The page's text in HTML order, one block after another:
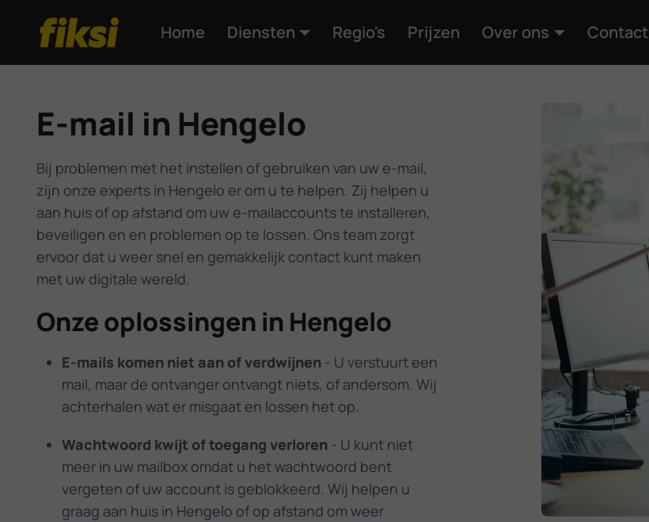
Home Diensten Regio's Prijzen Over ons Contact
E-mail in Hengelo
Bij problemen met het instellen of gebruiken van uw e-mail,
zijn onze experts in Hengelo er om u te helpen. Zij helpen u
aan huis of op afstand om uw e-mailaccounts te installeren,
beveiligen en en problemen op te lossen. Ons team zorgt
ervoor dat u weer snel en gemakkelijk contact kunt maken
met uw digitale wereld.
Onze oplossingen in Hengelo
E-mails komen niet aan of verdwijnen - U verstuurt een
mail, maar de ontvanger ontvangt niets, of andersom. Wij
achterhalen wat er misgaat en lossen het op.
Wachtwoord kwijt of toegang verloren - U kunt niet
meer in uw mailbox omdat u het wachtwoord bent
vergeten of uw account is geblokkeerd. Wij helpen u
graag aan huis in Hengelo of op afstand om weer